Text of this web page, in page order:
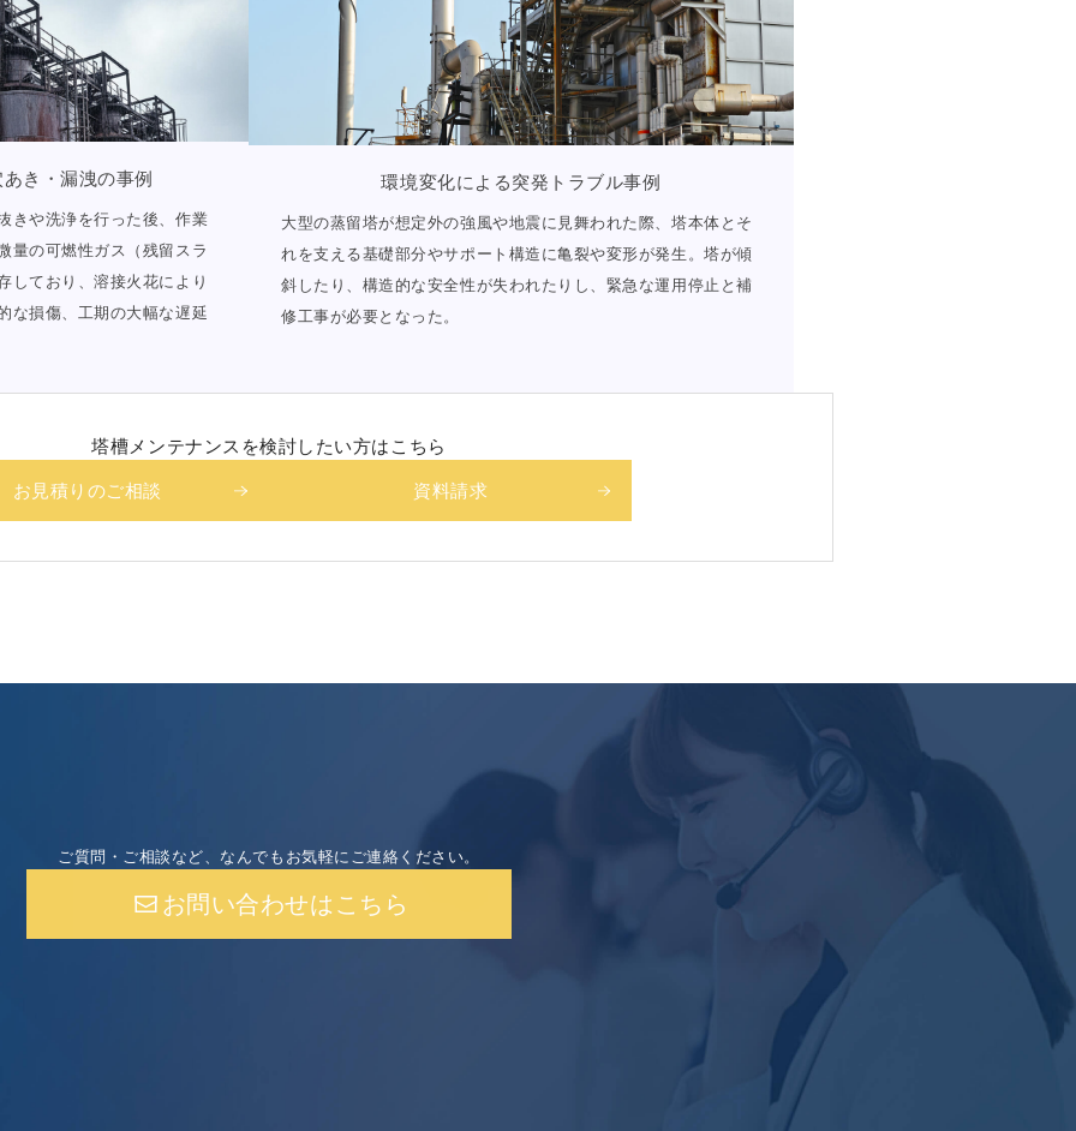
き・漏洩の事例
きや洗浄を行った後、作業
量の可燃性ガス（残留スラ
しており、溶接火花により
な損傷、工期の大幅な遅延
環境変化による突発トラブル事例
大型の蒸留塔が想定外の強風や地震に見舞われた際、塔本体とそ
れを支える基礎部分やサポート構造に亀裂や変形が発生。塔が傾
斜したり、構造的な安全性が失われたりし、緊急な運用停止と補
修工事が必要となった。
塔槽メンテナンスを検討したい方はこちら
お見積りのご相談 資料請求
ご質問・ご相談など、なんでもお気軽にご連絡ください。
お問い合わせはこちら